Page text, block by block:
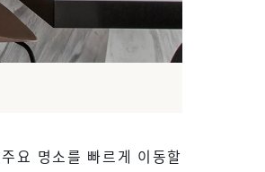
요 명소를 빠르게 이동할